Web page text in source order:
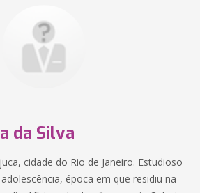
da Silva
cidade do Rio de Janeiro. Estudioso
época em que residiu na